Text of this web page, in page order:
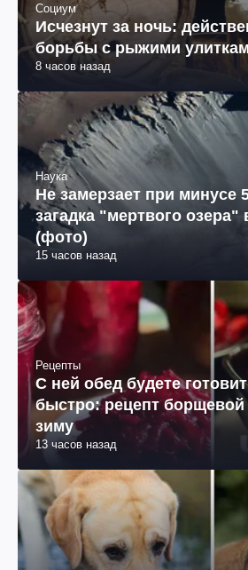
Социум
Исчезнут за ночь:
борьбы с рыжими
8 часов назад
Наука
Не замерзает при минусе
загадка "мертвого озера"
(фото)
15 часов назад
Рецепты
С ней обед будете
быстро: рецепт борщевой
зиму
13 часов назад